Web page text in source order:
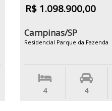
R$ 1.098.900,00
Campinas/SP
Residencial Parque da Fazenda
4 4